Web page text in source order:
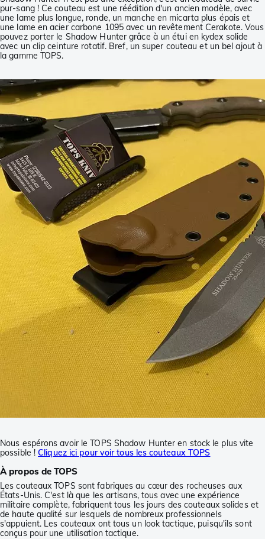
pur-sang ! Ce couteau est une réédition d'un ancien modèle, avec
une lame plus longue, ronde, un manche en micarta plus épais et
une lame en acier carbone 1095 avec un revêtement Cerakote. Vous
pouvez porter le Shadow Hunter grâce à un étui en kydex solide
avec un clip ceinture rotatif. Bref, un super couteau et un bel ajout à
la gamme TOPS.
Nous espérons avoir le TOPS Shadow Hunter en stock le plus vite
possible !Cliquez ici pour voir tous les couteaux TOPS
À propos de TOPS
Les couteaux TOPS sont fabriques au cœur des rocheuses aux
États-Unis. C'est là que les artisans, tous avec une expérience
militaire complète, fabriquent tous les jours des couteaux solides et
de haute qualité sur lesquels de nombreux professionnels
s'appuient. Les couteaux ont tous un look tactique, puisqu'ils sont
conçus pour une utilisation tactique.